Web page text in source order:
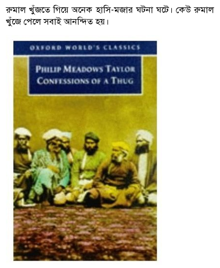
রুমাল খুঁজতে গিয়ে অনেক হাসি-মজার ঘটনা ঘটে। কেউ রুমাল
খুঁজে পেলে সবাই আনন্দিত হয়।